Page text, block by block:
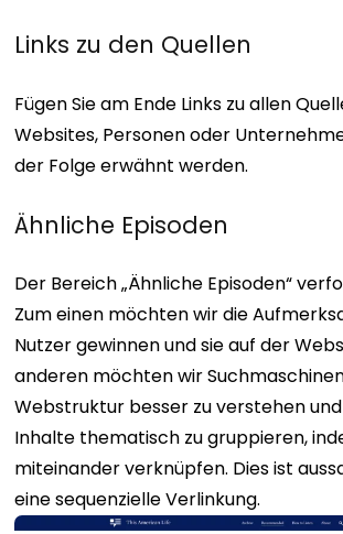
Links zu den Quellen
Fügen Sie am Ende Links zu allen
Websites, Personen oder
der Folge erwähnt werden.
Ähnliche Episoden
Der Bereich „Ähnliche Episoden“
Zum einen möchten wir die
Nutzer gewinnen und sie auf der
anderen möchten wir
Webstruktur besser zu verstehen
Inhalte thematisch zu gruppieren,
miteinander verknüpfen. Dies ist
eine sequenzielle Verlinkung.